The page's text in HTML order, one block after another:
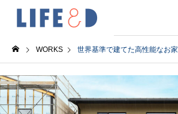
WORKS 世界基準で建てた高性能なお家